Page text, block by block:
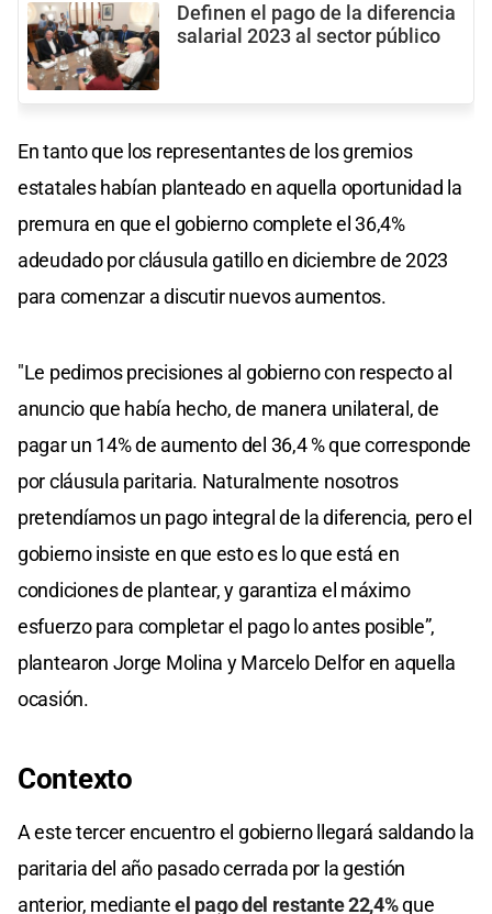
Definen el pago de la diferencia
salarial 2023 al sector público
En tanto que los representantes de los gremios
estatales habían planteado en aquella oportunidad la
premura en que el gobierno complete el 36,4%
adeudado por cláusula gatillo en diciembre de 2023
para comenzar a discutir nuevos aumentos.
"Le pedimos precisiones al gobierno con respecto al
anuncio que había hecho, de manera unilateral, de
pagar un 14% de aumento del 36,4 % que corresponde
por cláusula paritaria. Naturalmente nosotros
pretendíamos un pago integral de la diferencia, pero el
gobierno insiste en que esto es lo que está en
condiciones de plantear, y garantiza el máximo
esfuerzo para completar el pago lo antes posible”,
plantearon Jorge Molina y Marcelo Delfor en aquella
ocasión.
Contexto
A este tercer encuentro el gobierno llegará saldando la
paritaria del año pasado cerrada por la gestión
anterior, medianteel pago del restante 22,4%que